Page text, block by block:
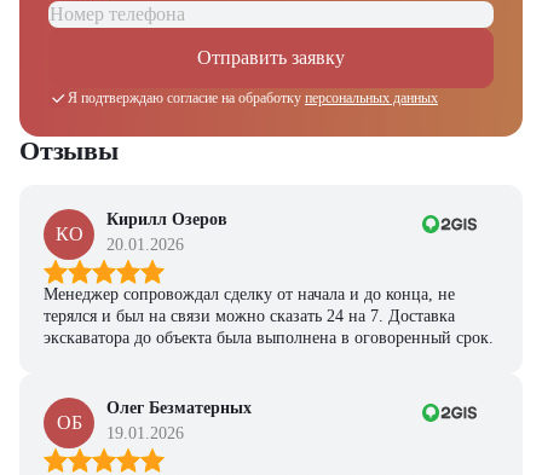
Отправить заявку
Я подтверждаю согласие на обработку персональных данных
Отзывы
КО
Кирилл Озеров
20.01.2026
Менеджер сопровождал сделку от начала и до конца, не
терялся и был на связи можно сказать 24 на 7. Доставка
экскаватора до объекта была выполнена в оговоренный срок.
ОБ
Олег Безматерных
19.01.2026